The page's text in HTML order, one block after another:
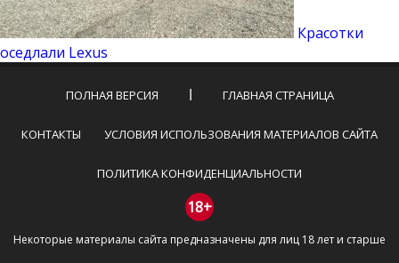
Красотки
оседлали Lexus
ПОЛНАЯ ВЕРСИЯ ГЛАВНАЯ СТРАНИЦА
КОНТАКТЫ УСЛОВИЯ ИСПОЛЬЗОВАНИЯ МАТЕРИАЛОВ САЙТА
ПОЛИТИКА КОНФИДЕНЦИАЛЬНОСТИ
18+
Некоторые материалы сайта предназначены для лиц 18 лет и старше